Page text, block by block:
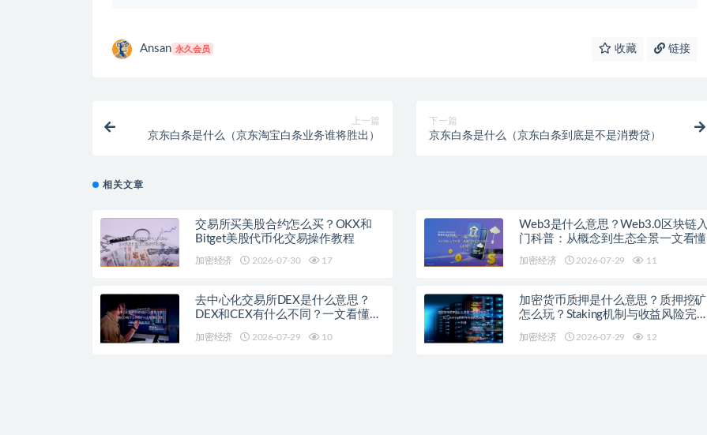
Ansan 永久会员 收藏 链接
上一篇
京东白条是什么（京东淘宝白条业务谁将胜出）
下一篇
京东白条是什么（京东白条到底是不是消费贷）
相关文章
交易所买美股合约怎么买？OKX和
Bitget美股代币化交易操作教程
加密经济 2026-07-30 17
Web3是什么意思？Web3.0区块链入
门科普：从概念到生态全景一文看懂
加密经济 2026-07-29 11
去中心化交易所DEX是什么意思？
DEX和CEX有什么不同？一文看懂主
加密经济 2026-07-29 10
加密货币质押是什么意思？质押挖矿
怎么玩？Staking机制与收益风险完整
加密经济 2026-07-29 12